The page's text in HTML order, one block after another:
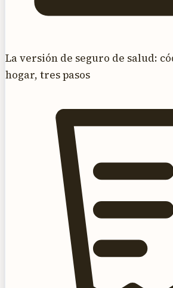
La versión de seguro de salud:
hogar, tres pasos